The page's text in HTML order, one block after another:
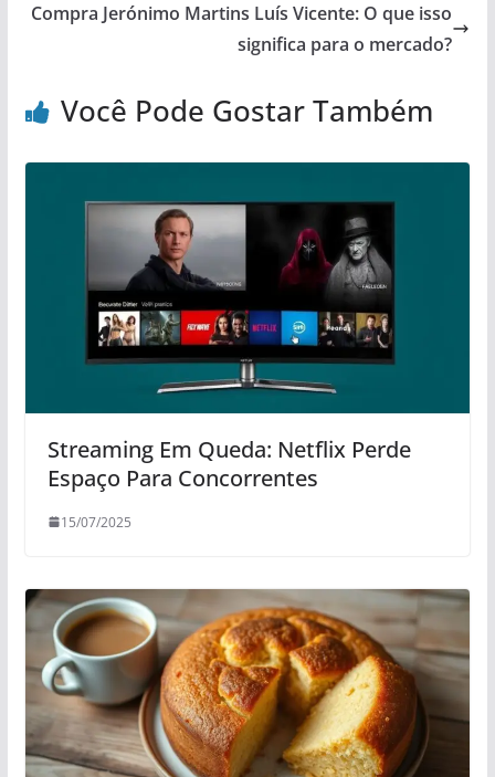
Compra Jerónimo Martins Luís Vicente: O que isso
significa para o mercado?
Você Pode Gostar Também
Streaming Em Queda: Netflix Perde
Espaço Para Concorrentes
15/07/2025